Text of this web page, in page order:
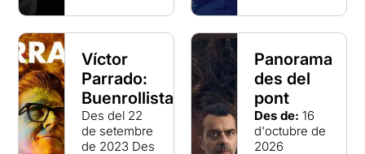
Víctor
Parrado:
Buenrollistas
Des del 22
de setembre
de 2023 Des
Panorama
des del
pont
Des de: 16
d'octubre de
2026